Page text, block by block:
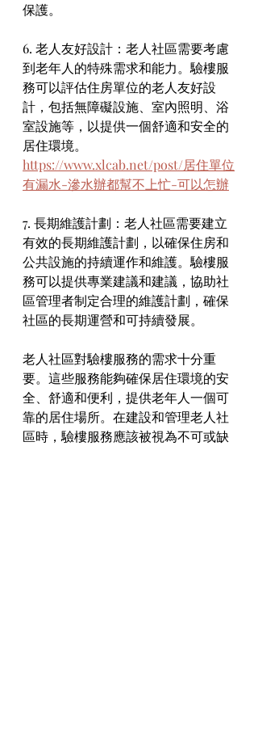
保護。
6. 老人友好設計：老人社區需要考慮
到老年人的特殊需求和能力。驗樓服
務可以評估住房單位的老人友好設
計，包括無障礙設施、室內照明、浴
室設施等，以提供一個舒適和安全的
居住環境。
https://www.xlcab.net/post/居住單位
有漏水-滲水辦都幫不上忙-可以怎辦
7. 長期維護計劃：老人社區需要建立
有效的長期維護計劃，以確保住房和
公共設施的持續運作和維護。驗樓服
務可以提供專業建議和建議，協助社
區管理者制定合理的維護計劃，確保
社區的長期運營和可持續發展。
老人社區對驗樓服務的需求十分重
要。這些服務能夠確保居住環境的安
全、舒適和便利，提供老年人一個可
靠的居住場所。在建設和管理老人社
區時，驗樓服務應該被視為不可或缺